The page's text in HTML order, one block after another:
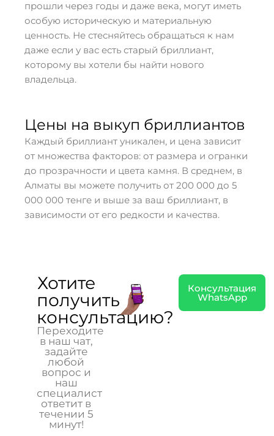
прошли через годы и даже века, могут иметь
особую историческую и материальную
ценность. Не стесняйтесь обращаться к нам
даже если у вас есть старый бриллиант,
которому вы хотели бы найти нового
владельца.
Цены на выкуп бриллиантов
Каждый бриллиант уникален, и цена зависит
от множества факторов: от размера и огранки
до прозрачности и цвета камня. В среднем, в
Алматы вы можете получить от 200 000 до 5
000 000 тенге и выше за ваш бриллиант, в
зависимости от его редкости и качества.
Хотите
получить
консультацию?
Переходите
в наш чат,
задайте
любой
вопрос и
наш
специалист
ответит в
течении 5
минут!
Консультация
WhatsApp